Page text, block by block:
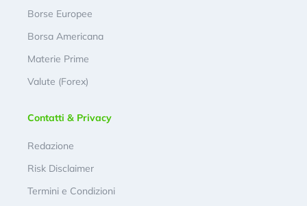
Borse Europee
Borsa Americana
Materie Prime
Valute (Forex)
Contatti & Privacy
Redazione
Risk Disclaimer
Termini e Condizioni